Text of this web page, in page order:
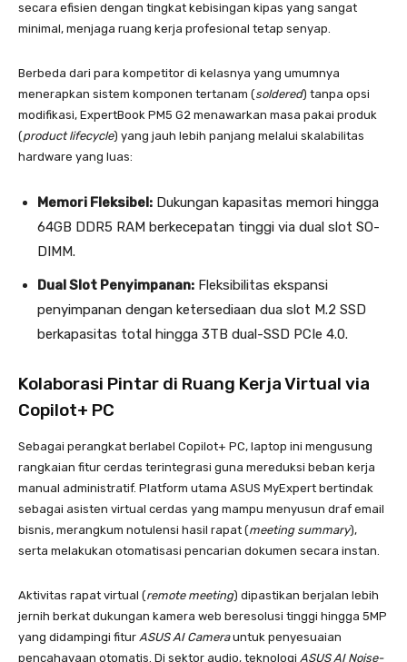
secara efisien dengan tingkat kebisingan kipas yang sangat
minimal, menjaga ruang kerja profesional tetap senyap.
Berbeda dari para kompetitor di kelasnya yang umumnya
menerapkan sistem komponen tertanam (soldered) tanpa opsi
modifikasi, ExpertBook PM5 G2 menawarkan masa pakai produk
(product lifecycle) yang jauh lebih panjang melalui skalabilitas
hardware yang luas:
Memori Fleksibel: Dukungan kapasitas memori hingga
64GB DDR5 RAM berkecepatan tinggi via dual slot SO-
DIMM.
Dual Slot Penyimpanan: Fleksibilitas ekspansi
penyimpanan dengan ketersediaan dua slot M.2 SSD
berkapasitas total hingga 3TB dual-SSD PCIe 4.0.
Kolaborasi Pintar di Ruang Kerja Virtual via
Copilot+ PC
Sebagai perangkat berlabel Copilot+ PC, laptop ini mengusung
rangkaian fitur cerdas terintegrasi guna mereduksi beban kerja
manual administratif. Platform utama ASUS MyExpert bertindak
sebagai asisten virtual cerdas yang mampu menyusun draf email
bisnis, merangkum notulensi hasil rapat (meeting summary),
serta melakukan otomatisasi pencarian dokumen secara instan.
Aktivitas rapat virtual (remote meeting) dipastikan berjalan lebih
jernih berkat dukungan kamera web beresolusi tinggi hingga 5MP
yang didampingi fitur ASUS AI Camerauntuk penyesuaian
pencahayaan otomatis. Di sektor audio, teknologi ASUS AI Noise-